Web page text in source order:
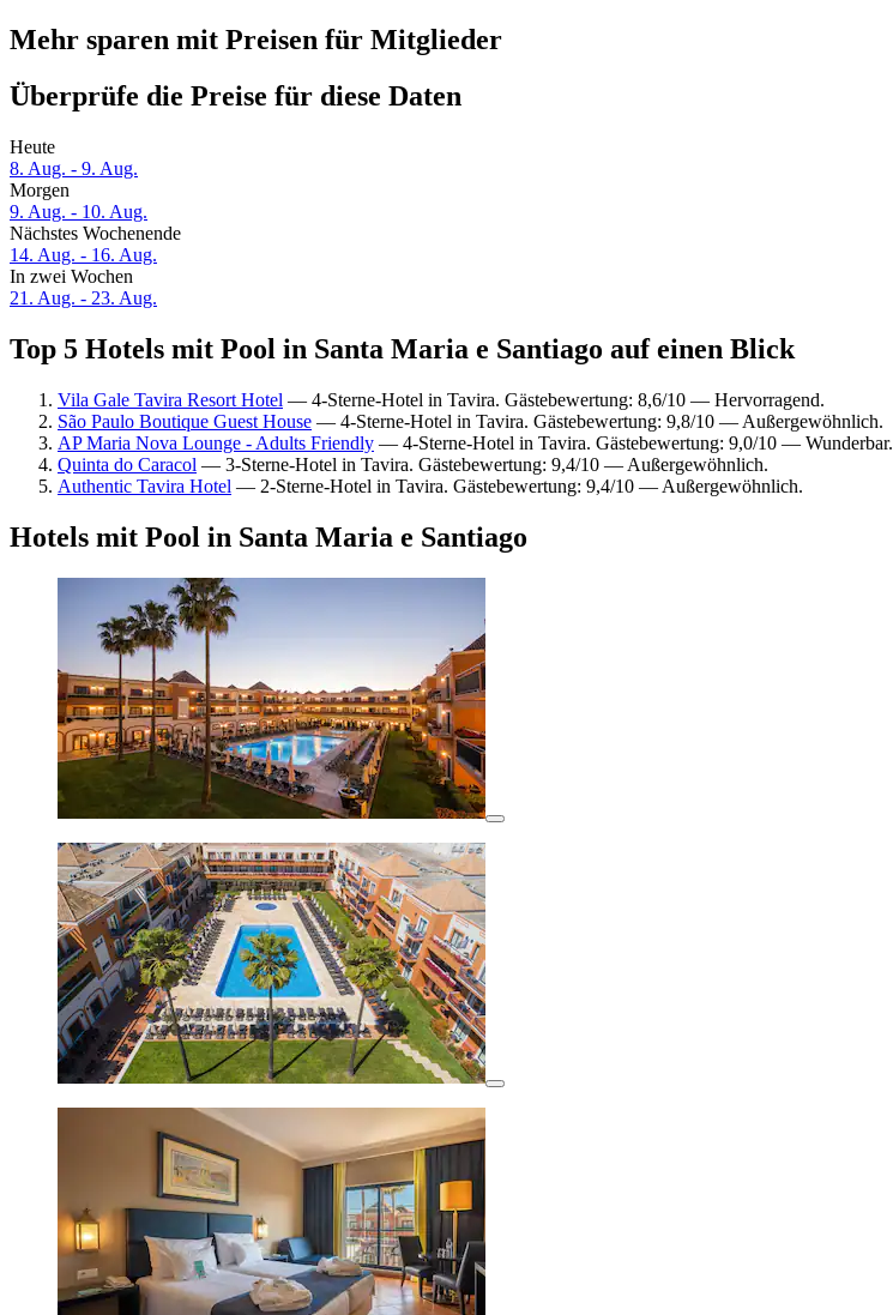
Mehr sparen mit Preisen für Mitglieder
Überprüfe die Preise für diese Daten
Heute
8. Aug. - 9. Aug.
Morgen
9. Aug. - 10. Aug.
Nächstes Wochenende
14. Aug. - 16. Aug.
In zwei Wochen
21. Aug. - 23. Aug.
Top 5 Hotels mit Pool in Santa Maria e Santiago auf einen Blick
Vila Gale Tavira Resort Hotel — 4-Sterne-Hotel in Tavira. Gästebewertung: 8,6/10 — Hervorragend.
São Paulo Boutique Guest House — 4-Sterne-Hotel in Tavira. Gästebewertung: 9,8/10 — Außergewöhnlich.
AP Maria Nova Lounge - Adults Friendly — 4-Sterne-Hotel in Tavira. Gästebewertung: 9,0/10 — Wunderbar.
Quinta do Caracol — 3-Sterne-Hotel in Tavira. Gästebewertung: 9,4/10 — Außergewöhnlich.
Authentic Tavira Hotel — 2-Sterne-Hotel in Tavira. Gästebewertung: 9,4/10 — Außergewöhnlich.
Hotels mit Pool in Santa Maria e Santiago